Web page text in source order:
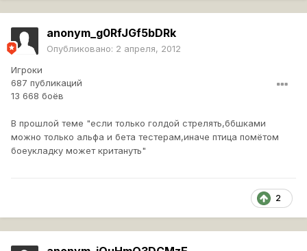
anonym_g0RfJGf5bDRk
Опубликовано: 2 апреля, 2012
Игроки
687 публикаций
13 668 боёв
В прошлой теме "если только голдой стрелять,ббшками
можно только альфа и бета тестерам,иначе птица помётом
боеукладку может критануть"
2